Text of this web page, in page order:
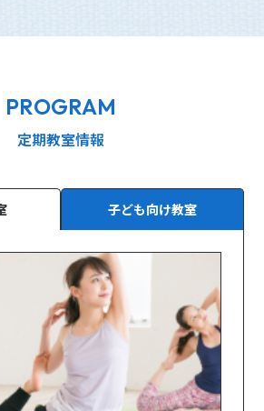
PROGRAM
定期教室情報
子ども向け教室